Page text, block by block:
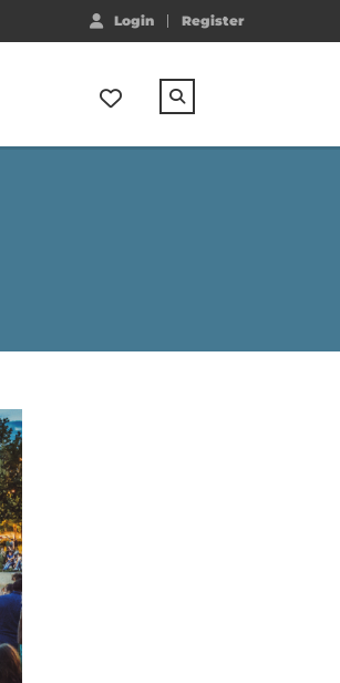
Login Register